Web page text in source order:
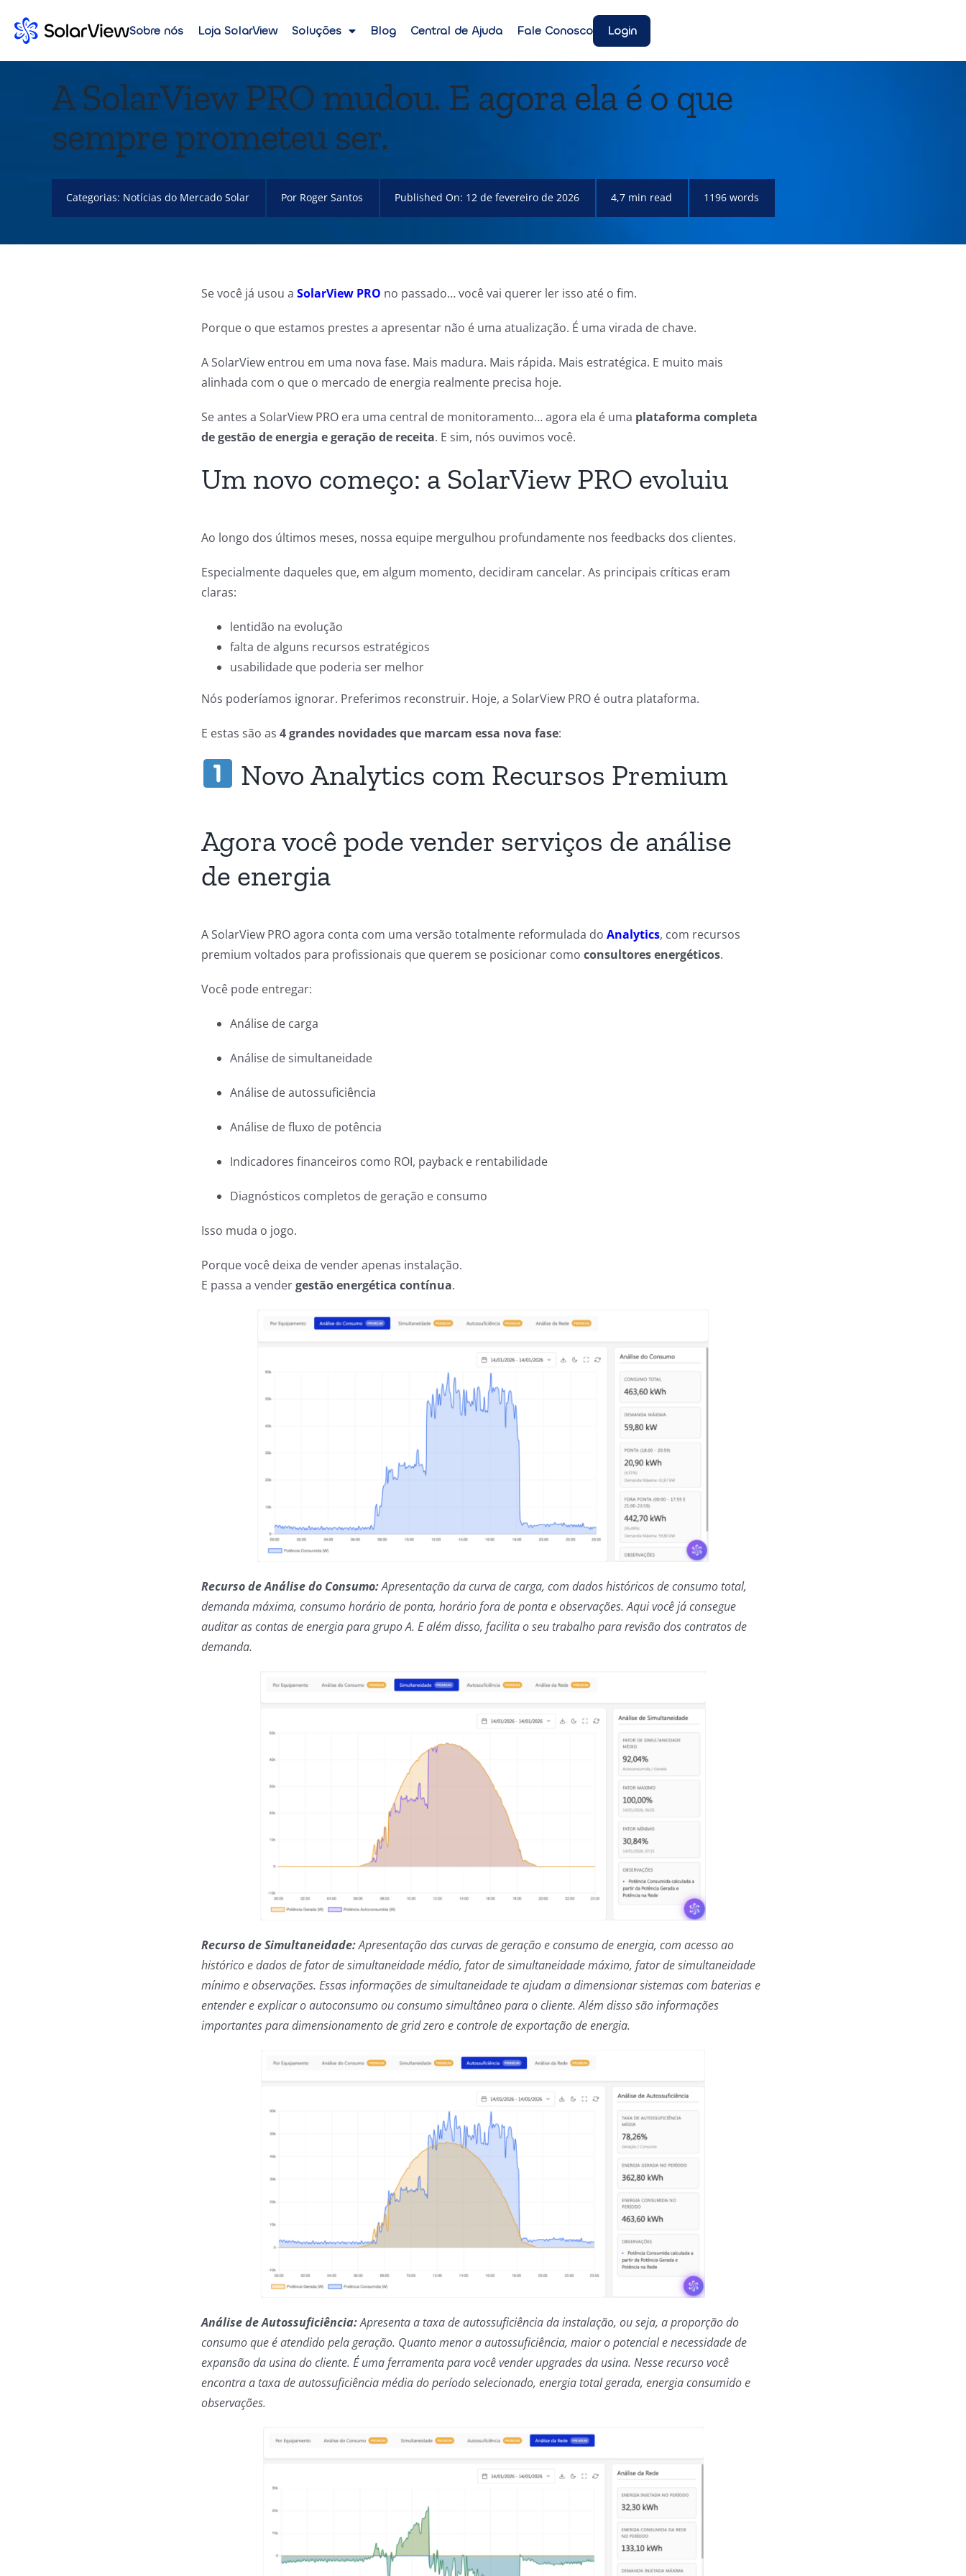
Sobre nós Loja SolarView Soluções Blog Central de Ajuda Fale Conosco Login
A SolarView PRO mudou. E agora ela é o que
sempre prometeu ser.
Categorias: Notícias do Mercado Solar Por Roger Santos Published On: 12 de fevereiro de 2026 4,7 min read 1196 words
Se você já usou a SolarView PRO no passado… você vai querer ler isso até o fim.
Porque o que estamos prestes a apresentar não é uma atualização. É uma virada de chave.
A SolarView entrou em uma nova fase. Mais madura. Mais rápida. Mais estratégica. E muito mais
alinhada com o que o mercado de energia realmente precisa hoje.
Se antes a SolarView PRO era uma central de monitoramento… agora ela é uma plataforma completa
de gestão de energia e geração de receita. E sim, nós ouvimos você.
Um novo começo: a SolarView PRO evoluiu
Ao longo dos últimos meses, nossa equipe mergulhou profundamente nos feedbacks dos clientes.
Especialmente daqueles que, em algum momento, decidiram cancelar. As principais críticas eram
claras:
lentidão na evolução
falta de alguns recursos estratégicos
usabilidade que poderia ser melhor
Nós poderíamos ignorar. Preferimos reconstruir. Hoje, a SolarView PRO é outra plataforma.
E estas são as 4 grandes novidades que marcam essa nova fase:
Novo Analytics com Recursos Premium
Agora você pode vender serviços de análise
de energia
A SolarView PRO agora conta com uma versão totalmente reformulada do Analytics, com recursos
premium voltados para profissionais que querem se posicionar como consultores energéticos.
Você pode entregar:
Análise de carga
Análise de simultaneidade
Análise de autossuficiência
Análise de fluxo de potência
Indicadores financeiros como ROI, payback e rentabilidade
Diagnósticos completos de geração e consumo
Isso muda o jogo.
Porque você deixa de vender apenas instalação.
E passa a vendergestão energética contínua.
Recurso de Análise do Consumo:Apresentação da curva de carga, com dados históricos de consumo total,
demanda máxima, consumo horário de ponta, horário fora de ponta e observações. Aqui você já consegue
auditar as contas de energia para grupo A. E além disso, facilita o seu trabalho para revisão dos contratos de
demanda.
Recurso de Simultaneidade:Apresentação das curvas de geração e consumo de energia, com acesso ao
histórico e dados de fator de simultaneidade médio, fator de simultaneidade máximo, fator de simultaneidade
mínimo e observações. Essas informações de simultaneidade te ajudam a dimensionar sistemas com baterias e
entender e explicar o autoconsumo ou consumo simultâneo para o cliente. Além disso são informações
importantes para dimensionamento de grid zero e controle de exportação de energia.
Análise de Autossuficiência:Apresenta a taxa de autossuficiência da instalação, ou seja, a proporção do
consumo que é atendido pela geração. Quanto menor a autossuficiência, maior o potencial e necessidade de
expansão da usina do cliente. É uma ferramenta para você vender upgrades da usina. Nesse recurso você
encontra a taxa de autossuficiência média do período selecionado, energia total gerada, energia consumido e
observações.